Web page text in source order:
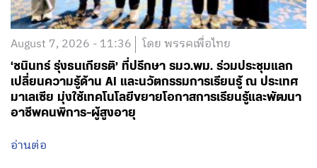
August 7, 2026 - 11:36 โดย พรรคเพื่อไทย
‘ชนินทร์ รุ่งธนเกียรติ’ ที่ปรึกษา รมว.พม. ร่วมประชุมแลก
เปลี่ยนความรู้ด้าน AI และนวัตกรรมการเรียนรู้ ณ ประเทศ
มาเลเซีย มุ่งใช้เทคโนโลยีขยายโอกาสการเรียนรู้และพัฒนา
อาชีพคนพิการ-ผู้สูงอายุ
อ่านต่อ